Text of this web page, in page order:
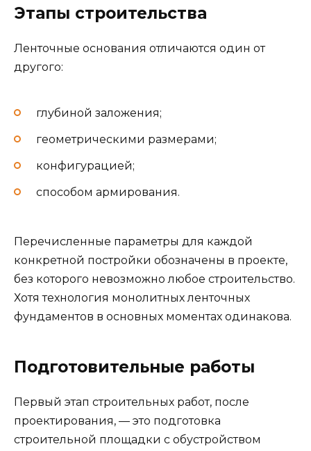
Этапы строительства
Ленточные основания отличаются один от
другого:
глубиной заложения;
геометрическими размерами;
конфигурацией;
способом армирования.
Перечисленные параметры для каждой
конкретной постройки обозначены в проекте,
без которого невозможно любое строительство.
Хотя технология монолитных ленточных
фундаментов в основных моментах одинакова.
Подготовительные работы
Первый этап строительных работ, после
проектирования, — это подготовка
строительной площадки с обустройством